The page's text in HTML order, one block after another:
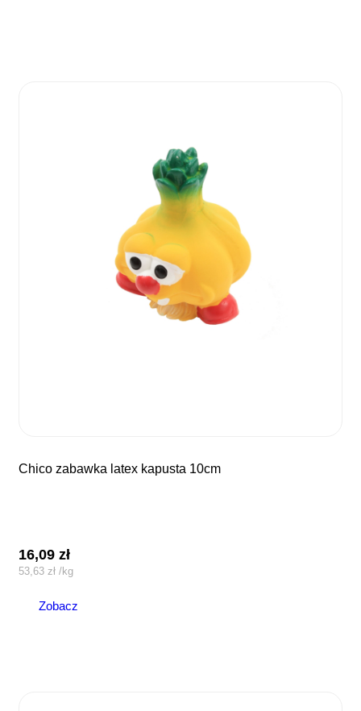
chico zabawka latex kapusta 10cm
16,09zł
53,63 zł /kg
Zobacz